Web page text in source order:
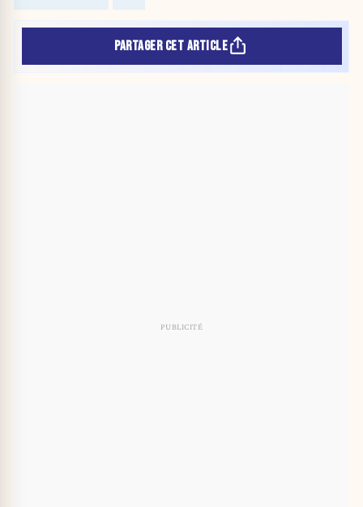
PARTAGER CET ARTICLE